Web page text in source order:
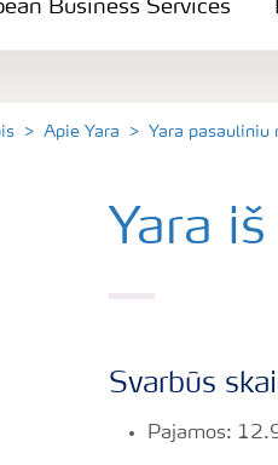
Business Services
Apie Yara Yara pasauliniu
Yara
Svarbūs
Pajamos: